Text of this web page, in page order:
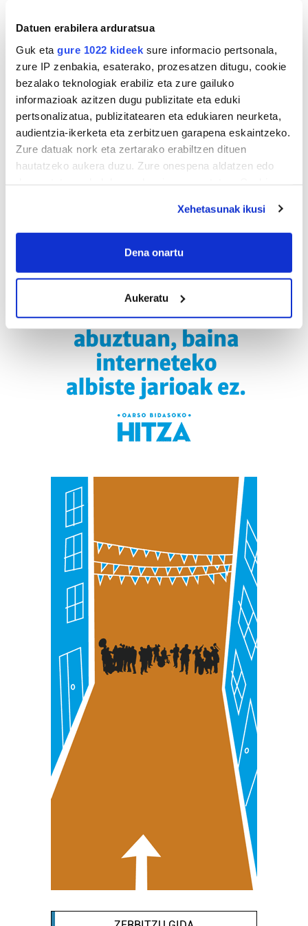
Datuen erabilera arduratsua
Guk eta gure 1022 kideek sure informacio pertsonala,
zure IP zenbakia, esaterako, prozesatzen ditugu, cookie
bezalako teknologiak erabiliz eta zure gailuko
informazioak azitzen dugu publizitate eta eduki
pertsonalizatua, publizitatearen eta edukiaren neurketa,
audientzia-ikerketa eta zerbitzuen garapena eskaintzeko.
Zure datuak nork eta zertarako erabiltzen dituen
hautatzeko aukera duzu. Zure onespena aldatzen edo
If you allow, we would also like to:
Collect information about your geographical
meters
Identify your device by actively scanning it for
specific characteristics (fingerprinting)
Find out more about how your personal data is processed
and set your preferences in the
details section
Guk eta gure bazkideek zure datu pertsonalak
prozesatzen ditugu, zure IP zenbakia, besteak beste,
teknologia erabiliz, cookieak adibidez, iragarki eta eduki
pertsonalizatuak eskaintzeko, iragarkiak eta edukia
erabiltzen dituen hauta dezakezu.
Bazkide batzuek ez dizute baimenik eskatzen, eta beren
interes komertzial legitimoetan babesten dira. Ikusi gure
bazkideen zerrenda, beren ustez zein helburutarako
duten interes legitimoa eta horren aurka nola egin
dezakezun ikusteko.
Lortu zure datu pertsonalak prozesatzeko moduari
buruzko informazio gehiago eta ezarri zure lehentasunak
datuen atalean. Edozein unetan alda edo ken dezakezu
zure baimena Cookieen adierazpenean.
Webgune honek cookie propioak eta hirugarrenen cookie-
fitxategiak erabiltzen ditu. Zure esperientzia eta
zerbitzuak hobetzeko asmoz, cookie teknologiaz
baliatzen gara. Ohar hau onartuz gero, teknologia hori
erabiltzeko baimen esplizitua ematen diguzu. Gehiago
Xehetasunak ikusi
Dena onartu
Aukeratu